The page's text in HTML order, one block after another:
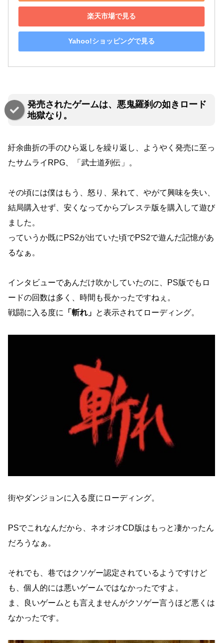
楽天市場で見る
Yahoo!ショッピングで見る
発売されたゲームは、悪鬼羅刹の如きロード
地獄なり。
紆余曲折の手のひら返しを繰り返し、ようやく発売に至っ
たサムライRPG、「武士道列伝」。
その頃には僕はもう、怒り、呆れて、やがて興味を失い、
結局購入せず、安くなってからプレステ版を購入して遊び
ました。
っていうか既にPS2が出ていた頃でPS2で遊んだ記憶があ
るなぁ。
インタビューであんだけ吹かしていたのに、PS版でもロ
ードの回数は多く、時間も長かったですねぇ。
戦闘に入る度に
「斬れ」 と表示されてローディング。
街やダンジョンに入る度にローディング。
PSでこれなんだから、ネオジオCD版はもっと凄かったん
だろうなぁ。
それでも、巷ではクソゲー認定されているようですけど
も、個人的には悪いゲームではなかったですよ。
ま、良いゲームとも言えませんがクソゲー言うほど悪くは
なかったです。